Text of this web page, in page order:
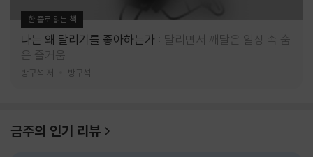
한 줄로 읽는 책
나는 왜 달리기를 좋아하는가
달리면서 깨달은 일상 속 숨
은 즐거움
방구석 저 방구석
금주의 인기 리뷰